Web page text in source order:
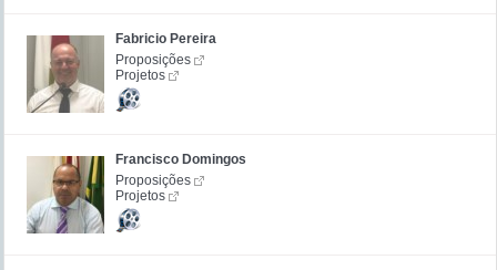
Fabricio Pereira
Proposições
Projetos
Francisco Domingos
Proposições
Projetos